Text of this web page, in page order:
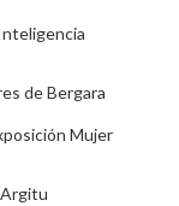
de Bergara
Mujer